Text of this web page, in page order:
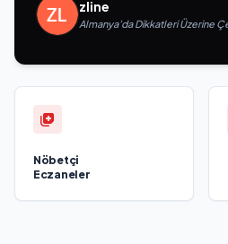
zline
Almanya’da Dikkatleri Üzerine
Nöbetçi
Eczaneler